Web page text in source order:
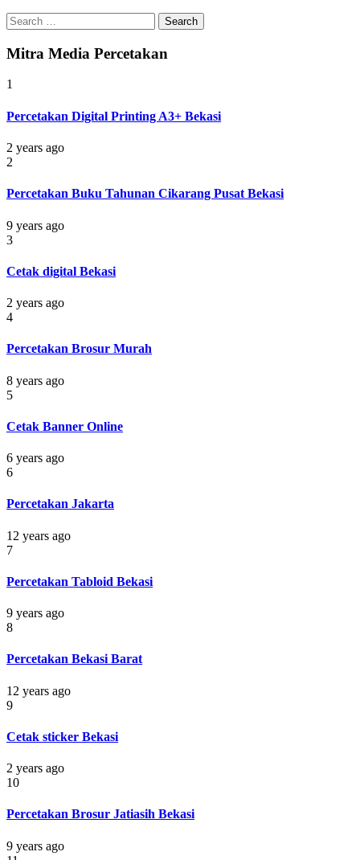
Search
for:
Mitra Media Percetakan
1
Percetakan Digital Printing A3+ Bekasi
2 years ago
2
Percetakan Buku Tahunan Cikarang Pusat Bekasi
9 years ago
3
Cetak digital Bekasi
2 years ago
4
Percetakan Brosur Murah
8 years ago
5
Cetak Banner Online
6 years ago
6
Percetakan Jakarta
12 years ago
7
Percetakan Tabloid Bekasi
9 years ago
8
Percetakan Bekasi Barat
12 years ago
9
Cetak sticker Bekasi
2 years ago
10
Percetakan Brosur Jatiasih Bekasi
9 years ago